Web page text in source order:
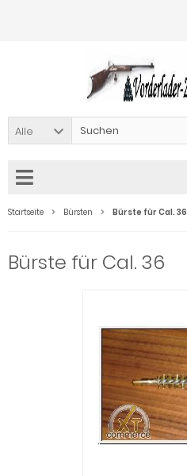
Alle
Startseite Bürsten Bürste für Cal. 36
Bürste für Cal. 36